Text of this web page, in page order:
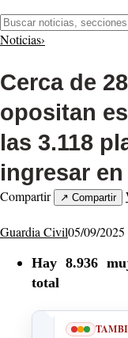
Buscar:
Noticias›
Cerca de
opositan
las 3.118
ingresar
Compartir ↗ Compartir
Guardia Civil05/09/
Hay 8.936
total